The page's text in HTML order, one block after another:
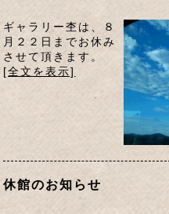
ギャラリー杢は、８
月２２日までお休み
させて頂きます。
[全文を表示]
休館のお知らせ